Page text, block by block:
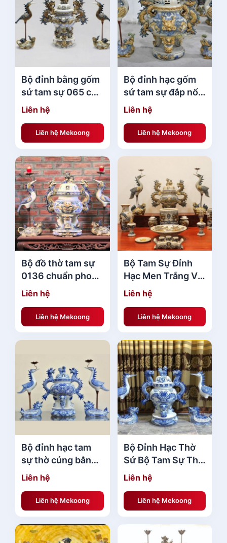
Bộ đỉnh bằng gốm
sứ tam sự 065 cao
cấp
Liên hệ
Liên hệ Mekoong
Bộ đỉnh hạc gốm
sứ tam sự đắp nổi
men rạn S8 Bát
Tràng 50cm ưa
chuộng
Liên hệ
Liên hệ Mekoong
Bộ đồ thờ tam sự
0136 chuẩn phong
thủy
Liên hệ
Liên hệ Mekoong
Bộ Tam Sự Đỉnh
Hạc Men Trắng Vẽ
Tay đẹp
Liên hệ
Liên hệ Mekoong
Bộ đỉnh hạc tam
sự thờ cúng bằng
gốm sứ 1230 sang
Liên hệ
Liên hệ Mekoong
Bộ Đỉnh Hạc Thờ
Sứ Bộ Tam Sự Thờ
Sứ giá tốt
Liên hệ
Liên hệ Mekoong